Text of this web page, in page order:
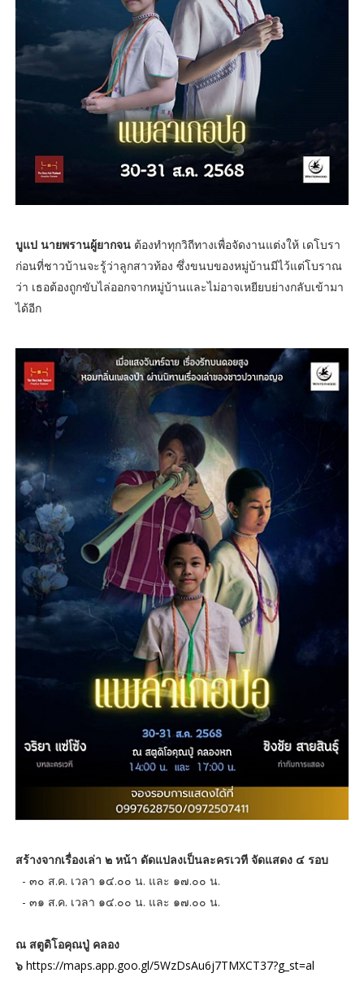
บูแป นายพรานผู้ยากจนต้องทำทุกวิถีทางเพื่อจัดงานแต่งให้ เดโบรา
ก่อนที่ชาวบ้านจะรู้ว่าลูกสาวท้อง ซึ่งขนบของหมู่บ้านมีไว้แต่โบราณ
ว่า เธอต้องถูกขับไล่ออกจากหมู่บ้านและไม่อาจเหยียบย่างกลับเข้ามา
ได้อีก
สร้างจากเรื่องเล่า ๒ หน้า ดัดแปลงเป็นละครเวที จัดแสดง ๔ รอบ
- ๓๐ ส.ค. เวลา ๑๔.๐๐ น. และ ๑๗.๐๐ น.
- ๓๑ ส.ค. เวลา ๑๔.๐๐ น. และ ๑๗.๐๐ น.
ณ สตูดิโอคุณปู่ คลอง
๖ https://maps.app.goo.gl/5WzDsAu6j7TMXCT37?g_st=al